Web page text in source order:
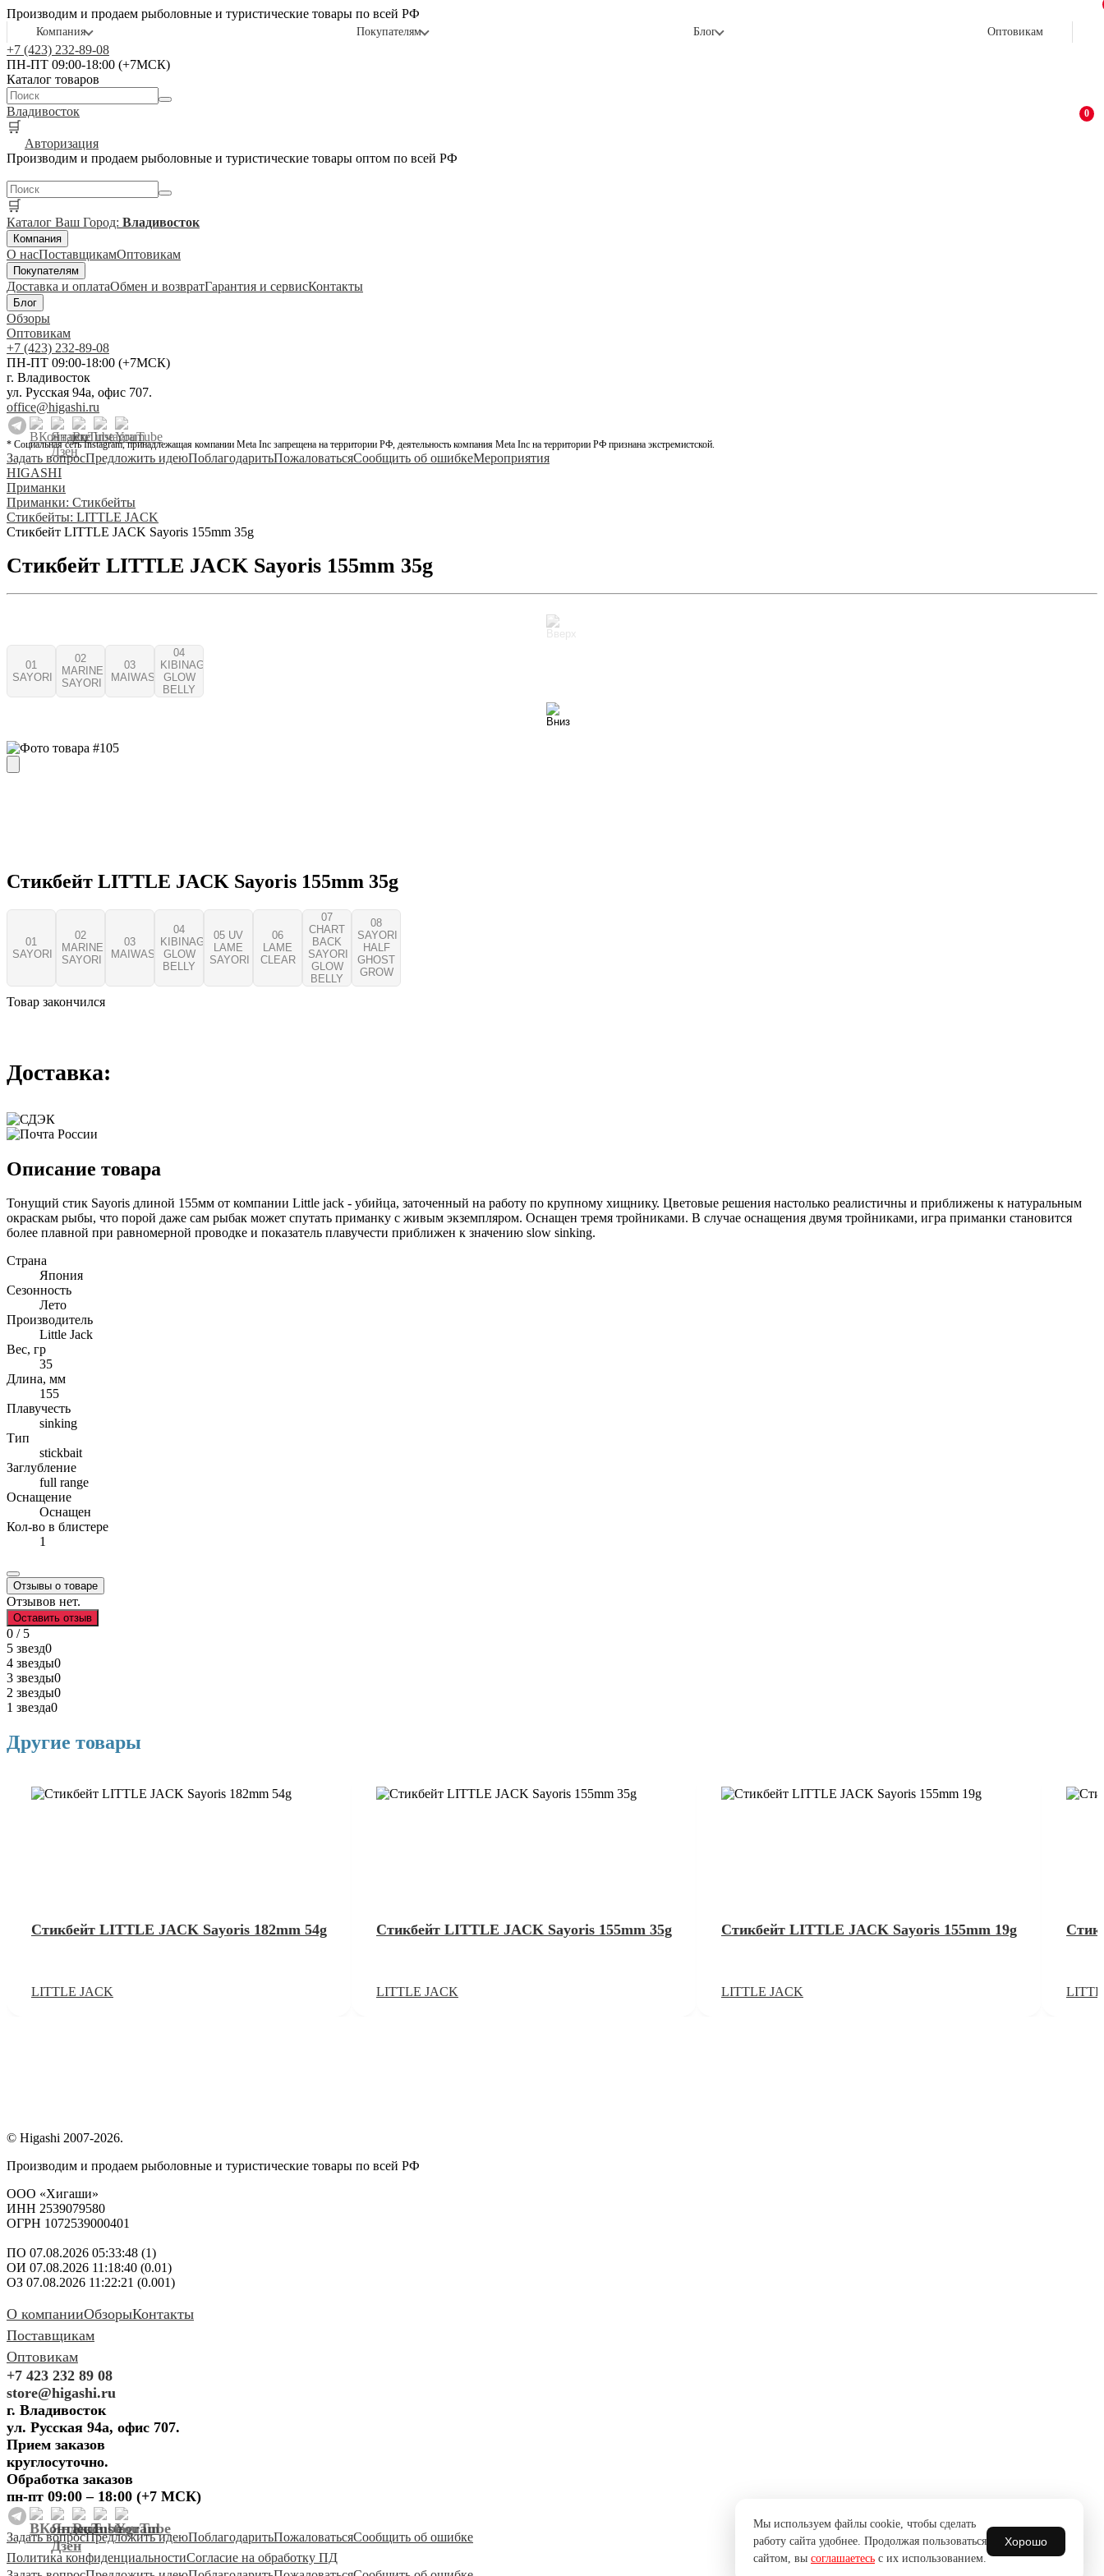
Производим и продаем рыболовные и туристические товары по всей РФ
Компания Покупателям Блог Оптовикам
+7 (423) 232-89-08
ПН-ПТ 09:00-18:00 (+7МСК)
Каталог товаров
Владивосток
🛒
0
Авторизация
Производим и продаем рыболовные и туристические товары оптом по всей РФ
🛒
Каталог Ваш Город: Владивосток
Компания
О насПоставщикамОптовикам
Покупателям
Доставка и оплатаОбмен и возвратГарантия и сервисКонтакты
Блог
Обзоры
Оптовикам
+7 (423) 232-89-08
ПН-ПТ 09:00-18:00 (+7МСК)
г. Владивосток
ул. Русская 94а, офис 707.
office@higashi.ru
* Социальная сеть Instagram, принадлежащая компании Meta Inc запрещена на территории РФ, деятельность компания Meta Inc на территории РФ признана экстремистской.
Задать вопросПредложить идеюПоблагодаритьПожаловатьсяСообщить об ошибкеМероприятия
HIGASHI
Приманки
Приманки: Стикбейты
Стикбейты: LITTLE JACK
Стикбейт LITTLE JACK Sayoris 155mm 35g
Стикбейт LITTLE JACK Sayoris 155mm 35g
01
SAYORI
02
MARINE
SAYORI
03
MAIWASHI
04
KIBINAGO
GLOW
BELLY
Стикбейт LITTLE JACK Sayoris 155mm 35g
01
SAYORI
02
MARINE
SAYORI
03
MAIWASHI
04
KIBINAGO
GLOW
BELLY
05 UV
LAME
SAYORI
06
LAME
CLEAR
07
CHART
BACK
SAYORI
GLOW
BELLY
08
SAYORI
HALF
GHOST
GROW
Товар закончился
Доставка:
Описание товара
Тонущий стик Sayoris длиной 155мм от компании Little jack - убийца, заточенный на работу по крупному хищнику. Цветовые решения настолько реалистичны и приближены к натуральным
окраскам рыбы, что порой даже сам рыбак может спутать приманку с живым экземпляром. Оснащен тремя тройниками. В случае оснащения двумя тройниками, игра приманки становится
более плавной при равномерной проводке и показатель плавучести приближен к значению slow sinking.
Страна
Япония
Сезонность
Лето
Производитель
Little Jack
Вес, гр
35
Длина, мм
155
Плавучесть
sinking
Тип
stickbait
Заглубление
full range
Оснащение
Оснащен
Кол-во в блистере
1
Отзывы о товаре
Отзывов нет.
Оставить отзыв
0 / 5
5 звезд0
4 звезды0
3 звезды0
2 звезды0
1 звезда0
Другие товары
Стикбейт LITTLE JACK Sayoris 182mm 54g
LITTLE JACK
Стикбейт LITTLE JACK Sayoris 155mm 35g
LITTLE JACK
Стикбейт LITTLE JACK Sayoris 155mm 19g
LITTLE JACK
© Higashi 2007-2026.
Производим и продаем рыболовные и туристические товары по всей РФ
ООО «Хигаши»
ИНН 2539079580
ОГРН 1072539000401
ПО 07.08.2026 05:33:48 (1)
ОИ 07.08.2026 11:18:40 (0.01)
ОЗ 07.08.2026 11:22:21 (0.001)
О компанииОбзорыКонтакты
Поставщикам
Оптовикам
+7 423 232 89 08
store@higashi.ru
г. Владивосток
ул. Русская 94а, офис 707.
Прием заказов
круглосуточно.
Обработка заказов
пн-пт 09:00 – 18:00 (+7 МСК)
Задать вопросПредложить идеюПоблагодаритьПожаловатьсяСообщить об ошибке
Политика конфиденциальностиСогласие на обработку ПД
Мы используем файлы cookie, чтобы сделать
работу сайта удобнее. Продолжая пользоваться
сайтом, вы соглашаетесь с их использованием.
Хорошо